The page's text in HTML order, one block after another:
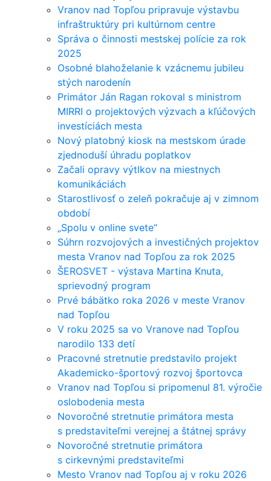
Vranov nad Topľou pripravuje výstavbu
infraštruktúry pri kultúrnom centre
Správa o činnosti mestskej polície za rok
2025
Osobné blahoželanie k vzácnemu jubileu
stých narodenín
Primátor Ján Ragan rokoval s ministrom
MIRRI o projektových výzvach a kľúčových
investíciách mesta
Nový platobný kiosk na mestskom úrade
zjednoduší úhradu poplatkov
Začali opravy výtlkov na miestnych
komunikáciách
Starostlivosť o zeleň pokračuje aj v zimnom
období
„Spolu v online svete“
Súhrn rozvojových a investičných projektov
mesta Vranov nad Topľou za rok 2025
ŠEROSVET - výstava Martina Knuta,
sprievodný program
Prvé bábätko roka 2026 v meste Vranov
nad Topľou
V roku 2025 sa vo Vranove nad Topľou
narodilo 133 detí
Pracovné stretnutie predstavilo projekt
Akademicko-športový rozvoj športovca
Vranov nad Topľou si pripomenul 81. výročie
oslobodenia mesta
Novoročné stretnutie primátora mesta
s predstaviteľmi verejnej a štátnej správy
Novoročné stretnutie primátora
s cirkevnými predstaviteľmi
Mesto Vranov nad Topľou aj v roku 2026